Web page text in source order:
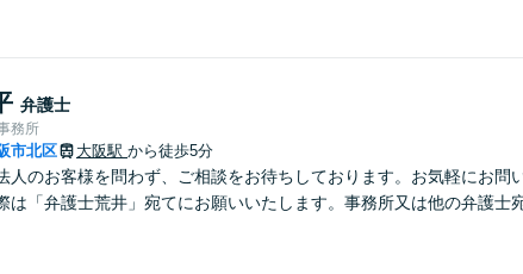
弁護士
務所
市北区 大阪駅 から徒歩5分
人のお客様を問わず、ご相談をお待ちしております。お気軽にお
は「弁護士荒井」宛てにお願いいたします。事務所又は他の弁護士